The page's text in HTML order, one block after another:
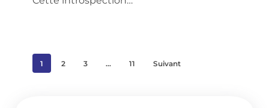
1 2 3 … 11 Suivant